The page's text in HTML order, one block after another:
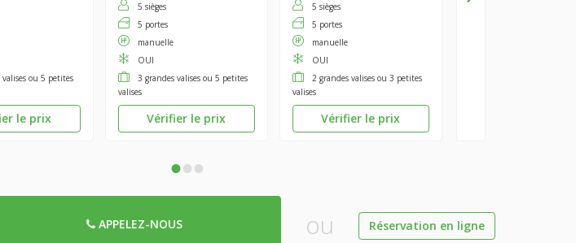
valises ou 5 petites
le prix
5 sièges
5 portes
manuelle
OUI
3 grandes valises ou 5 petites
valises
Vérifier le prix
5 sièges
5 portes
manuelle
OUI
2 grandes valises ou 3 petites
valises
Vérifier le prix
•••
APPELEZ-NOUS ou Réservation en ligne